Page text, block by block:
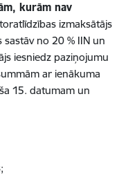
kurām nav
izmaksātājs
no 20 % IIN un
iesniedz paziņojumu
ar ienākuma
15. datumam un